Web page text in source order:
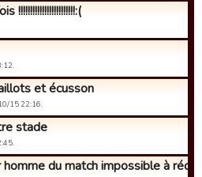
et écusson
15 22:16.
stade
du match impossible à